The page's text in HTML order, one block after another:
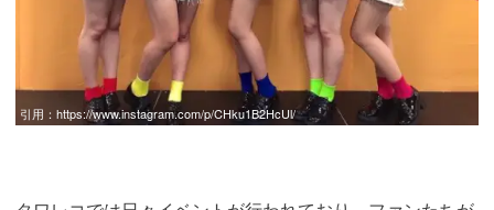
引用： https://www.instagram.com/p/CHku1B2HcUl/